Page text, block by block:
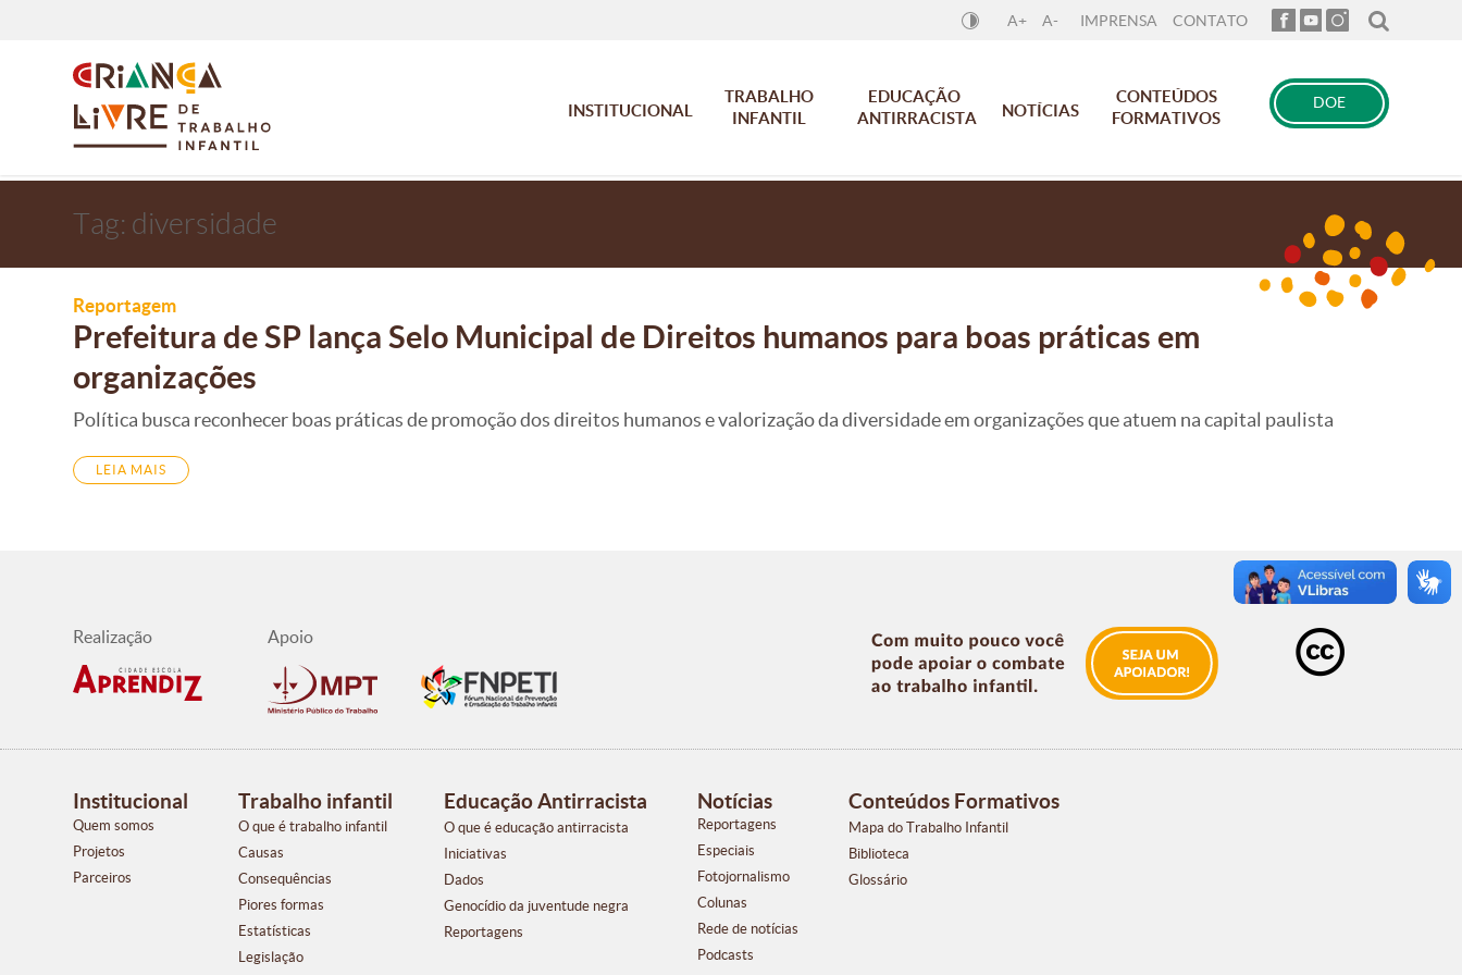
A+ A- IMPRENSA CONTATO
DOE
INSTITUCIONAL
TRABALHO
INFANTIL
EDUCAÇÃO
ANTIRRACISTA
NOTÍCIAS
CONTEÚDOS
FORMATIVOS
Tag: diversidade
Reportagem
Prefeitura de SP lança Selo Municipal de Direitos humanos para boas práticas em
organizações
Política busca reconhecer boas práticas de promoção dos direitos humanos e valorização da diversidade em organizações que atuem na capital paulista
LEIA MAIS
Institucional
Quem somos
Projetos
Parceiros
Trabalho infantil
O que é trabalho infantil
Causas
Consequências
Piores formas
Estatísticas
Legislação
Educação Antirracista
O que é educação antirracista
Iniciativas
Dados
Genocídio da juventude negra
Reportagens
Notícias
Reportagens
Especiais
Fotojornalismo
Colunas
Rede de notícias
Podcasts
Conteúdos Formativos
Mapa do Trabalho Infantil
Biblioteca
Glossário